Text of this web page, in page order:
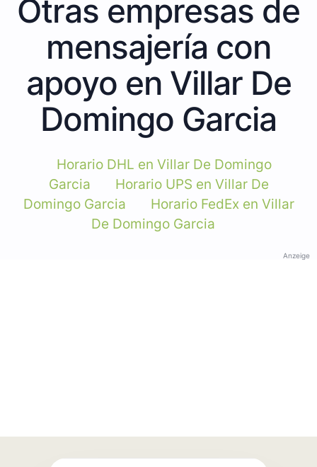
Otras empresas de
mensajería con
apoyo en Villar De
Domingo Garcia
Horario DHL en Villar De Domingo
Garcia
Horario UPS en Villar De
Domingo Garcia
Horario FedEx en Villar
De Domingo Garcia
Anzeige